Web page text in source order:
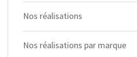
Nos réalisations
Nos réalisations par marque